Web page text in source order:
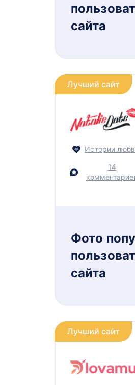
сайта
Лучший сайт
Истории
14
Фото
сайта
Лучший сайт